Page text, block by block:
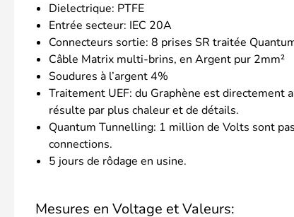
Dielectrique: PTFE
Entrée secteur: IEC 20A
Connecteurs sortie: 8 prises SR traitée
Câble Matrix multi-brins, en Argent pur 2mm²
Soudures à l’argent 4%
Traitement UEF: du Graphène est directement
résulte par plus chaleur et de détails.
Quantum Tunnelling: 1 million de Volts sont
connections.
5 jours de rôdage en usine.
Mesures en Voltage et Valeurs: